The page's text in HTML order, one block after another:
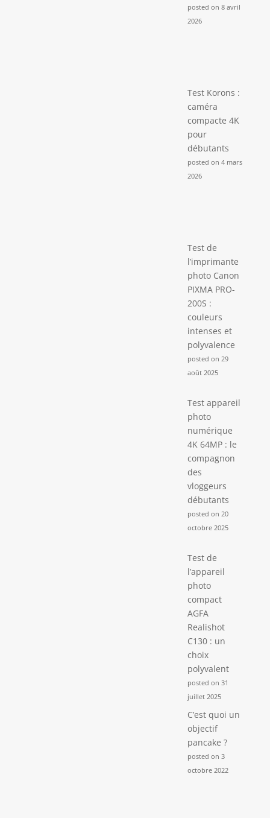
posted on 8 avril
2026
Test Korons :
caméra
compacte 4K
pour
débutants
posted on 4 mars
2026
Test de
l’imprimante
photo Canon
PIXMA PRO-
200S :
couleurs
intenses et
polyvalence
posted on 29
août 2025
Test appareil
photo
numérique
4K 64MP : le
compagnon
des
vloggeurs
débutants
posted on 20
octobre 2025
Test de
l’appareil
photo
compact
AGFA
Realishot
C130 : un
choix
polyvalent
posted on 31
juillet 2025
C’est quoi un
objectif
pancake ?
posted on 3
octobre 2022